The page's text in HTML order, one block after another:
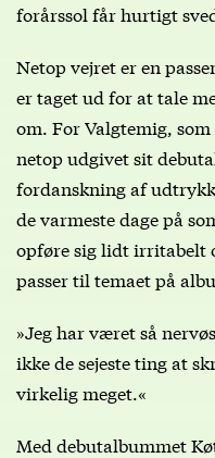
forårssol får hurtigt
Netop vejret er en
er taget ud for at tale
om. For Valgtemig,
netop udgivet sit
fordanskning af
de varmeste dage på
opføre sig lidt irritabelt
passer til temaet på
»Jeg har været så
ikke de sejeste ting at
virkelig meget.«
Med debutalbummet